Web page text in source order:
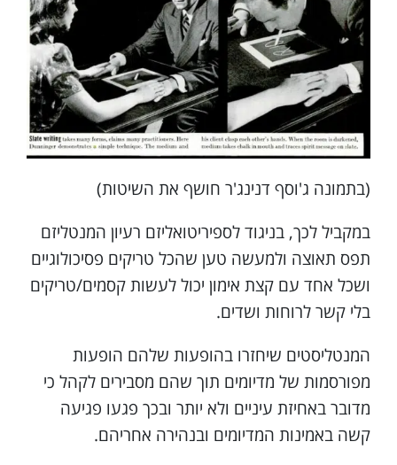
(בתמונה ג'וסף דנינג'ר חושף את השיטות)
במקביל לכך, בניגוד לספיריטואליזם רעיון המנטליזם
תפס תאוצה ולמעשה טען שהכל טריקים פסיכולוגיים
ושכל אחד עם קצת אימון יכול לעשות קסמים/טריקים
בלי קשר לרוחות ושדים.
המנטליסטים שיחזרו בהופעות שלהם הופעות
מפורסמות של מדיומים תוך שהם מסבירים לקהל כי
מדובר באחיזת עיניים ולא יותר ובכך פגעו פגיעה
קשה באמינות המדיומים ובנהירה אחריהם.